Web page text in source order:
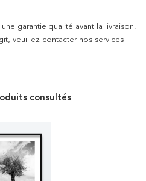
garantie qualité avant la livraison.
veuillez contacter nos services
consultés